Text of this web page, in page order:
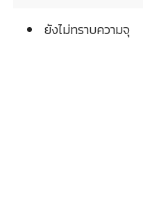
ยังไม่ทราบความจุ